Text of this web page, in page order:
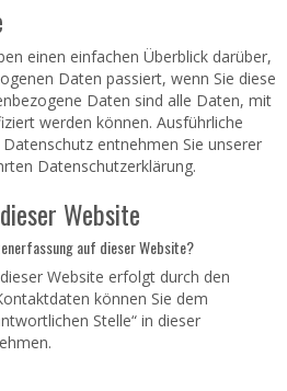
einen einfachen Überblick darüber,
Daten passiert, wenn Sie diese
Daten sind alle Daten, mit
werden können. Ausführliche
entnehmen Sie unserer
Datenschutzerklärung.
Website
auf dieser Website?
Website erfolgt durch den
können Sie dem
Stelle“ in dieser